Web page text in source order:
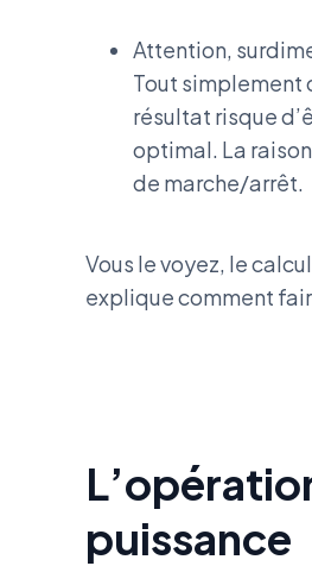
Attention,
Tout simplement
résultat risque
optimal. La
de marche/arrêt.
Vous le voyez, le
explique comment
puissance